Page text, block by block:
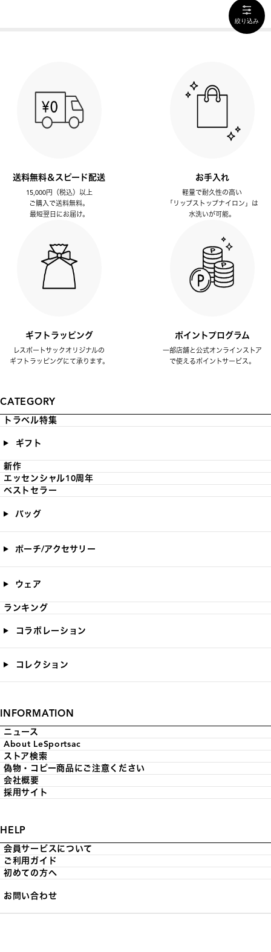
絞り込み
送料無料＆スピード配送
15,000円（税込）以上
ご購入で送料無料。
最短翌日にお届け。
お手入れ
軽量で耐久性の高い
「リップストップナイロン」は
水洗いが可能。
ギフトラッピング
レスポートサックオリジナルの
ギフトラッピングにて承ります。
ポイントプログラム
一部店舗と公式オンラインストア
で使えるポイントサービス。
CATEGORY
トラベル特集
ギフト
新作
エッセンシャル10周年
ベストセラー
バッグ
ポーチ/アクセサリー
ウェア
ランキング
コラボレーション
コレクション
INFORMATION
ニュース
About LeSportsac
ストア検索
偽物・コピー商品にご注意ください
会社概要
採用サイト
HELP
会員サービスについて
ご利用ガイド
初めての方へ
お問い合わせ